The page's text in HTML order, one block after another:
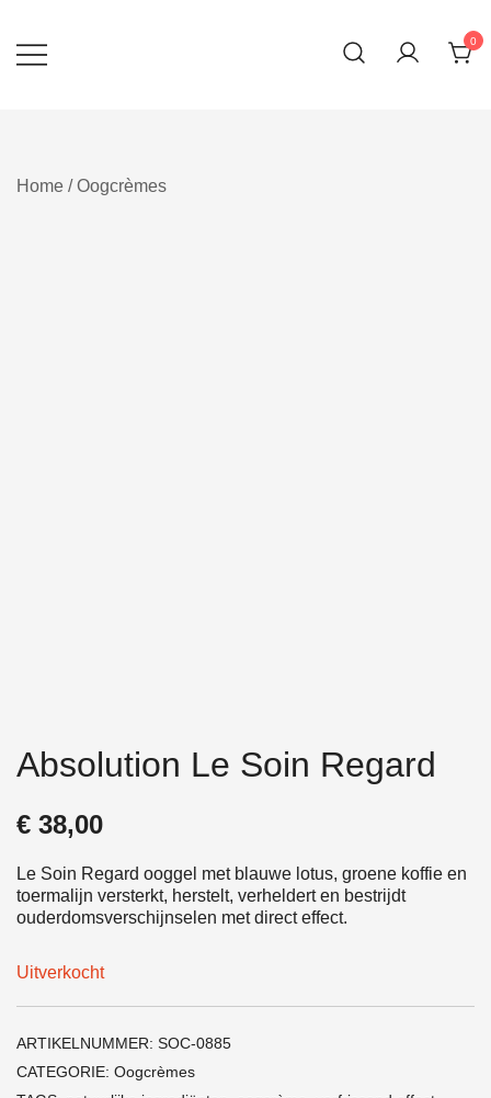
inhoud
0
Home /Oogcrèmes
Absolution Le Soin Regard
€ 38,00
Le Soin Regard ooggel met blauwe lotus, groene koffie en
toermalijn versterkt, herstelt, verheldert en bestrijdt
ouderdomsverschijnselen met direct effect.
Uitverkocht
ARTIKELNUMMER: SOC-0885
CATEGORIE: Oogcrèmes